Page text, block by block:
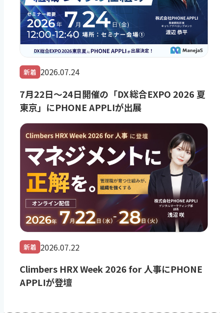
新着 2026.07.24
7月22日～24日開催の「DX 総合EXPO 2026 夏
東京」にPHONE APPLIが出展
新着 2026.07.22
Climbers HRX Week 2026 for 人事にPHONE
APPLIが登壇